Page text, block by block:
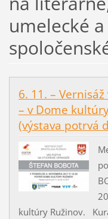
umelecké
6. 11. – Vernisáž
– v Dome
(výstava potrvá
kultúry Ružinov.